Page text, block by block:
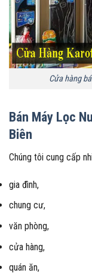
Cửa hàng
Bán Máy Lọc
Biên
Chúng tôi cung cấp
gia đình,
chung cư,
văn phòng,
cửa hàng,
quán ăn,